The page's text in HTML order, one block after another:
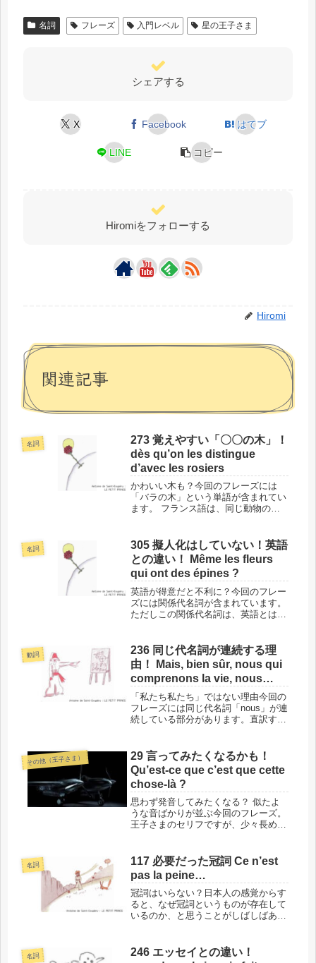
名詞 フレーズ 入門レベル 星の王子さま
シェアする
X Facebook はてブ
LINE コピー
Hiromiをフォローする
Hiromi
関連記事
名詞
273 覚えやすい「〇〇の木」！
dès qu’on les distingue
d’avec les rosiers
かわいい木も？今回のフレーズには
「バラの木」という単語が含まれてい
ます。 フランス語は、同じ動物のの
が多いので、いちいち覚える必要があ
るのですが、なぜか木の名前は単純で
す。...
名詞
305 擬人化はしていない！英語
との違い！ Même les fleurs
qui ont des épines ?
英語が得意だと不利に？今回のフレー
ズには関係代名詞が含まれています。
ただしこの関係代名詞は、英語とは決
しれません。例文とともにご紹介しま
す！このフレーズの場所と背景では、
単語...
動詞
236 同じ代名詞が連続する理
由！ Mais, bien sûr, nous qui
comprenons la vie, nous
nous moquons bien des
numéros !
「私たち私たち」ではない理由今回の
フレーズには同じ代名詞「nous」が連
続している部分があります。直訳する
なぜこんな形になるのかをご説明しま
す。このフレーズの場所と背景では...
その他（王子さま）
29 言ってみたくなるかも！
Qu’est-ce que c’est que cette
chose-là ?
思わず発音してみたくなる？ 似たよ
うな音ばかりが並ぶ今回のフレーズ。
王子さまのセリフですが、少々長めな
ていてもおかしくない表現で、個人的
にも何度か、これを言っている子ども
を...
名詞
117 必要だった冠詞 Ce n’est
pas la peine…
冠詞はいらない？日本人の感覚からす
ると、なぜ冠詞というものが存在して
いるのか、と思うことがしばしばあり
今回のフレーズには冠詞があるからこ
そ、他のものとの区別がしっかりつく
名詞
246 エッセイとの違い！